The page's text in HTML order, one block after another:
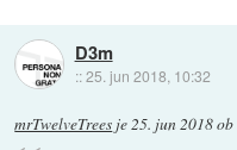
D3m
::25. jun 2018, 10:32
mrTwelveTrees je25. jun 2018